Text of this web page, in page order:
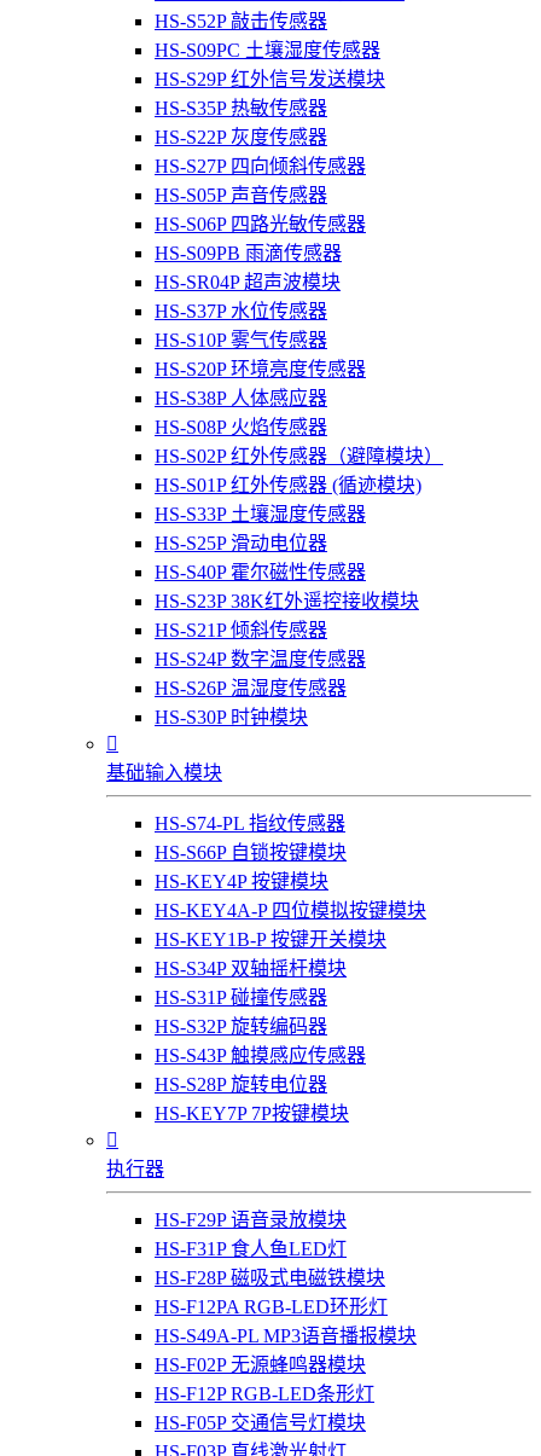
HS-S52P 敲击传感器
HS-S09PC 土壤湿度传感器
HS-S29P 红外信号发送模块
HS-S35P 热敏传感器
HS-S22P 灰度传感器
HS-S27P 四向倾斜传感器
HS-S05P 声音传感器
HS-S06P 四路光敏传感器
HS-S09PB 雨滴传感器
HS-SR04P 超声波模块
HS-S37P 水位传感器
HS-S10P 雾气传感器
HS-S20P 环境亮度传感器
HS-S38P 人体感应器
HS-S08P 火焰传感器
HS-S02P 红外传感器（避障模块）
HS-S01P 红外传感器 (循迹模块)
HS-S33P 土壤湿度传感器
HS-S25P 滑动电位器
HS-S40P 霍尔磁性传感器
HS-S23P 38K红外遥控接收模块
HS-S21P 倾斜传感器
HS-S24P 数字温度传感器
HS-S26P 温湿度传感器
HS-S30P 时钟模块

基础输入模块
HS-S74-PL 指纹传感器
HS-S66P 自锁按键模块
HS-KEY4P 按键模块
HS-KEY4A-P 四位模拟按键模块
HS-KEY1B-P 按键开关模块
HS-S34P 双轴摇杆模块
HS-S31P 碰撞传感器
HS-S32P 旋转编码器
HS-S43P 触摸感应传感器
HS-S28P 旋转电位器
HS-KEY7P 7P按键模块

执行器
HS-F29P 语音录放模块
HS-F31P 食人鱼LED灯
HS-F28P 磁吸式电磁铁模块
HS-F12PA RGB-LED环形灯
HS-S49A-PL MP3语音播报模块
HS-F02P 无源蜂鸣器模块
HS-F12P RGB-LED条形灯
HS-F05P 交通信号灯模块